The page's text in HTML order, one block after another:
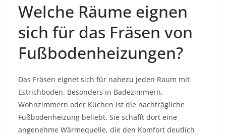
Welche Räume eignen
sich für das Fräsen von
Fußbodenheizungen?
Das Fräsen eignet sich für nahezu jeden Raum mit
Estrichboden. Besonders in Badezimmern,
Wohnzimmern oder Küchen ist die nachträgliche
Fußbodenheizung beliebt. Sie schafft dort eine
angenehme Wärmequelle, die den Komfort deutlich